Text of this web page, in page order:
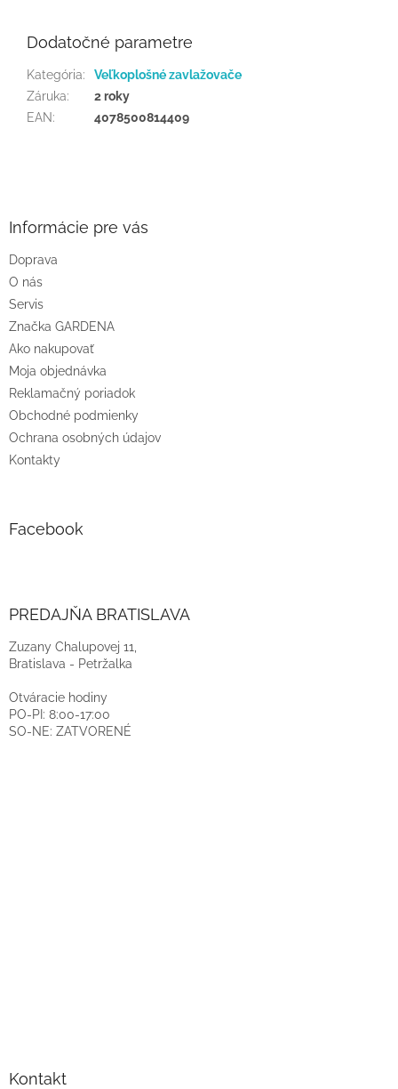
Dodatočné parametre
Kategória:
Veľkoplošné zavlažovače
Záruka:
2 roky
EAN: 4078500814409
e
Informácie pre vás
Doprava
O nás
Servis
Značka GARDENA
Ako nakupovať
Moja objednávka
Reklamačný poriadok
Obchodné podmienky
Ochrana osobných údajov
Kontakty
Facebook
PREDAJŇA BRATISLAVA
Zuzany Chalupovej 11,
Bratislava - Petržalka
Otváracie hodiny
PO-PI: 8:00-17:00
SO-NE: ZATVORENÉ
Kontakt